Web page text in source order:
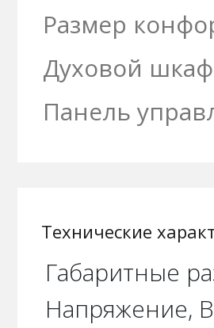
Размер
Духовой шкаф
Панель
Технические
Габаритные
Напряжение, В